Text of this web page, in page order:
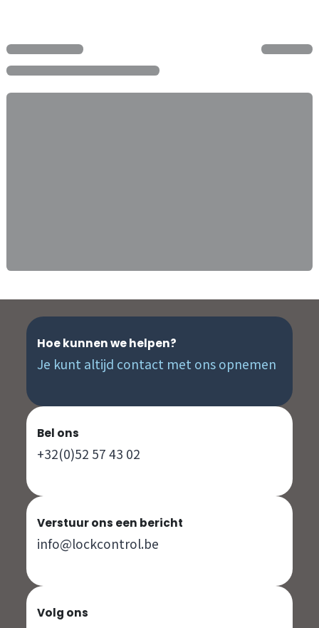
Hoe kunnen we helpen?
Je kunt altijd contact met ons opnemen
Bel ons
+32(0)52 57 43 02
Verstuur ons een bericht
info@lockcontrol.be
Volg ons